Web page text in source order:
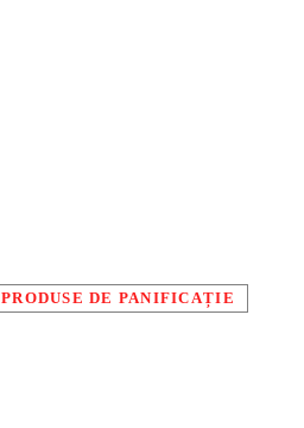
PRODUSE DE PANIFICAȚIE